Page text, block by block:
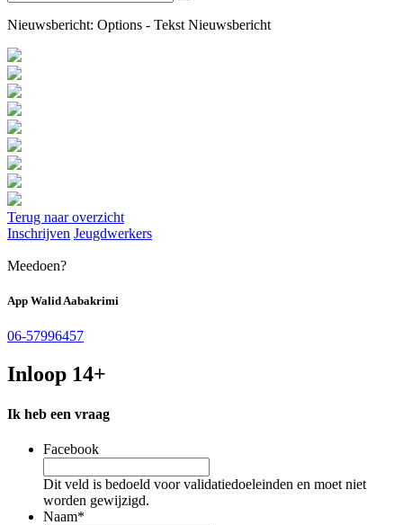
Nieuwsbericht: Options - Tekst Nieuwsbericht
Terug naar overzicht
Inschrijven Jeugdwerkers
Meedoen?
App Walid Aabakrimi
06-57996457
Inloop 14+
Ik heb een vraag
Facebook
Dit veld is bedoeld voor validatiedoeleinden en moet niet
worden gewijzigd.
Naam*